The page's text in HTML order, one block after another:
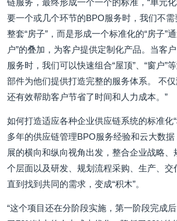
链服务，最终形成一个一个的标准，“单元
要一个或几个环节的BPO服务时，我们不需
整套“房子”，而是形成一个标准化的“房子”通
户”的叠加，为客户提供定制化产品。当客
服务时，我们可以快速组合“屋顶”、“窗户”
部件为他们提供打造完整的服务体系。 不仅
还有效帮助客户节省了时间和人力成本。”
如何打造适应各种企业供应链系统的标准化
多年的供应链管理BPO服务经验和云大数
展的横向和纵向视角出发，整合企业战略、
个层面以及研发、规划流程采购、生产、交
直到找到共同的需求，变成“积木”。
“这个项目还在分阶段实施，第一阶段完成